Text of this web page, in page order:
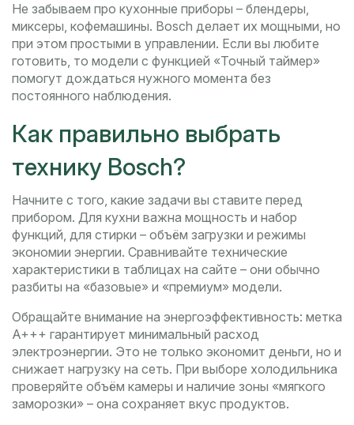
Не забываем про кухонные приборы – блендеры,
миксеры, кофемашины. Bosch делает их мощными, но
при этом простыми в управлении. Если вы любите
готовить, то модели с функцией «Точный таймер»
помогут дождаться нужного момента без
постоянного наблюдения.
Как правильно выбрать
технику Bosch?
Начните с того, какие задачи вы ставите перед
прибором. Для кухни важна мощность и набор
функций, для стирки – объём загрузки и режимы
экономии энергии. Сравнивайте технические
характеристики в таблицах на сайте – они обычно
разбиты на «базовые» и «премиум» модели.
Обращайте внимание на энергоэффективность: метка
A+++ гарантирует минимальный расход
электроэнергии. Это не только экономит деньги, но и
снижает нагрузку на сеть. При выборе холодильника
проверяйте объём камеры и наличие зоны «мягкого
заморозки» – она сохраняет вкус продуктов.